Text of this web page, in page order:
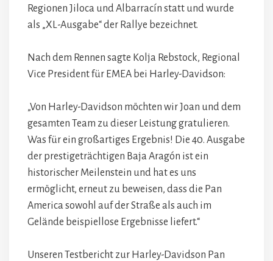
Regionen Jiloca und Albarracín statt und wurde
als „XL-Ausgabe“ der Rallye bezeichnet.
Nach dem Rennen sagte Kolja Rebstock, Regional
Vice President für EMEA bei Harley-Davidson:
„Von Harley-Davidson möchten wir Joan und dem
gesamten Team zu dieser Leistung gratulieren.
Was für ein großartiges Ergebnis! Die 40. Ausgabe
der prestigeträchtigen Baja Aragón ist ein
historischer Meilenstein und hat es uns
ermöglicht, erneut zu beweisen, dass die Pan
America sowohl auf der Straße als auch im
Gelände beispiellose Ergebnisse liefert.“
Unseren Testbericht zur Harley-Davidson Pan